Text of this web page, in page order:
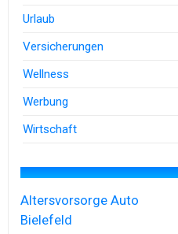
Urlaub
Versicherungen
Wellness
Werbung
Wirtschaft
Altersvorsorge Auto
Bielefeld